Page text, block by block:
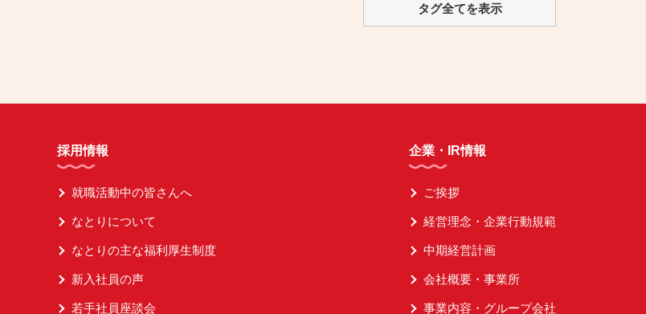
タグ全てを表示
採用情報
就職活動中の皆さんへ
なとりについて
なとりの主な福利厚生制度
新入社員の声
若手社員座談会
企業・IR情報
ご挨拶
経営理念・企業行動規範
中期経営計画
会社概要・事業所
事業内容・グループ会社